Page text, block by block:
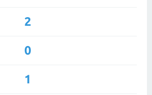
2
0
1